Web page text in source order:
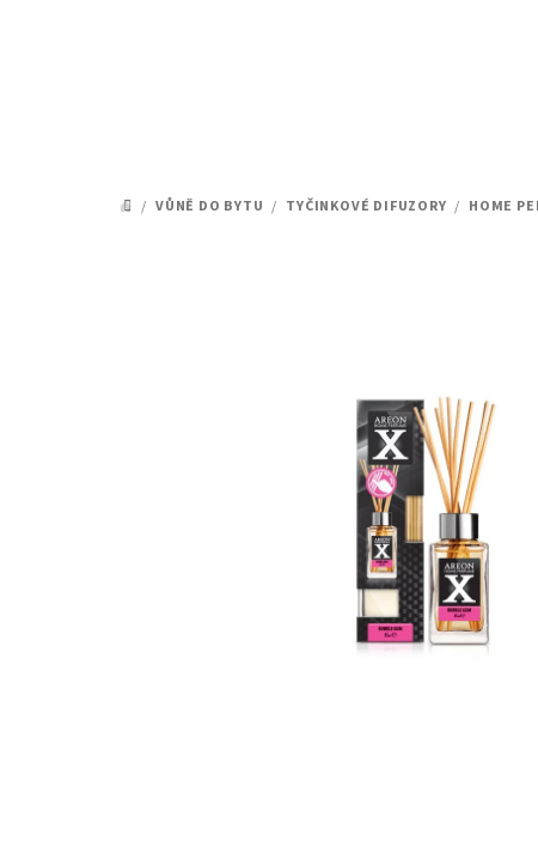
DOMŮ
/ VŮNĚ DO BYTU / TYČINKOVÉ DIFUZORY / HOME